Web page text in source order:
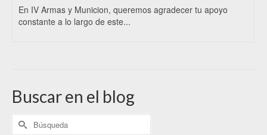
En IV Armas y Municion, queremos agradecer tu apoyo
constante a lo largo de este...
Buscar en el blog